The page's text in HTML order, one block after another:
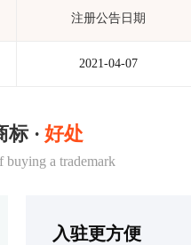
注册公告日期
2021-04-07
标 · 好处
buying a trademark
入驻更方便